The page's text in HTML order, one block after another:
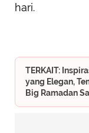
hari.
TERKAIT:
yang Elegan,
Big Ramadan